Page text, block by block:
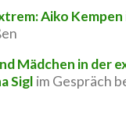
Aiko Kempen
Mädchen in der
Sigl im Gespräch